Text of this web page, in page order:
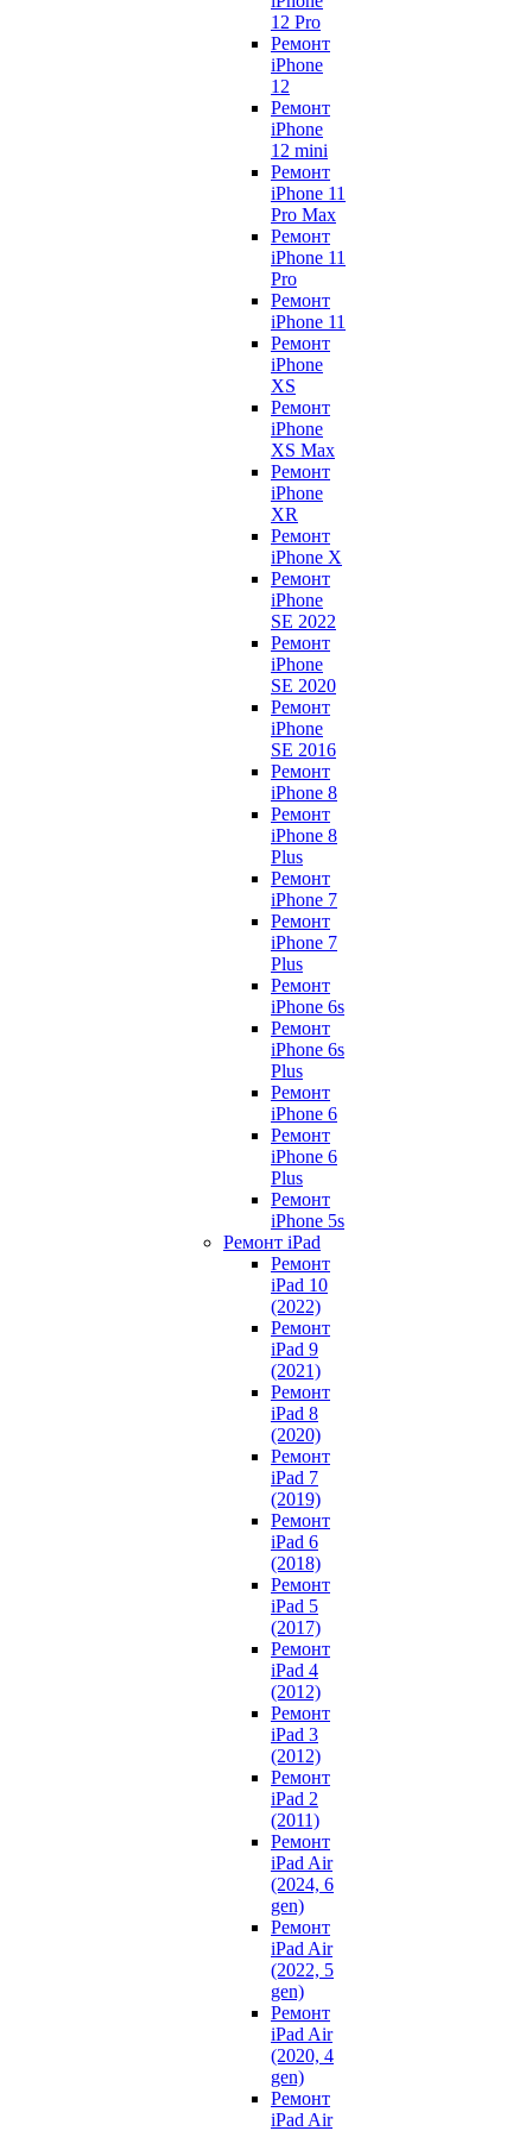
12 Pro
Ремонт
iPhone
12
Ремонт
iPhone
12 mini
Ремонт
iPhone 11
Pro Max
Ремонт
iPhone 11
Pro
Ремонт
iPhone 11
Ремонт
iPhone
XS
Ремонт
iPhone
XS Max
Ремонт
iPhone
XR
Ремонт
iPhone X
Ремонт
iPhone
SE 2022
Ремонт
iPhone
SE 2020
Ремонт
iPhone
SE 2016
Ремонт
iPhone 8
Ремонт
iPhone 8
Plus
Ремонт
iPhone 7
Ремонт
iPhone 7
Plus
Ремонт
iPhone 6s
Ремонт
iPhone 6s
Plus
Ремонт
iPhone 6
Ремонт
iPhone 6
Plus
Ремонт
iPhone 5s
Ремонт iPad
Ремонт
iPad 10
(2022)
Ремонт
iPad 9
(2021)
Ремонт
iPad 8
(2020)
Ремонт
iPad 7
(2019)
Ремонт
iPad 6
(2018)
Ремонт
iPad 5
(2017)
Ремонт
iPad 4
(2012)
Ремонт
iPad 3
(2012)
Ремонт
iPad 2
(2011)
Ремонт
iPad Air
(2024, 6
gen)
Ремонт
iPad Air
(2022, 5
gen)
Ремонт
iPad Air
(2020, 4
gen)
Ремонт
iPad Air